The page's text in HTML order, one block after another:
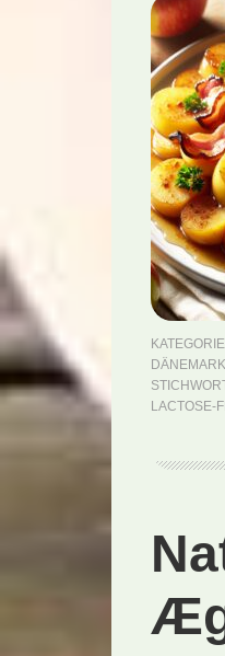
DÄNEMARK
LACTOSE-